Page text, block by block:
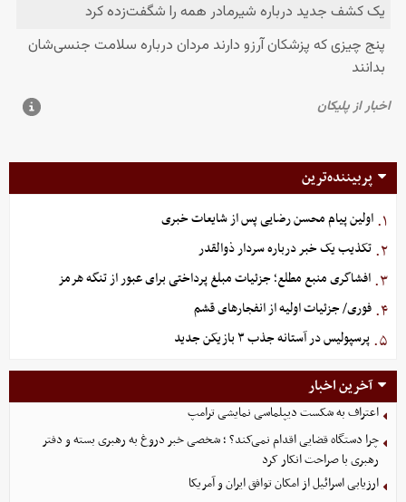
۱. اولین پیام محسن رضایی پس از شایعات خبری
۲. تکذیب یک خبر درباره سردار ذوالقدر
۳. افشاگری منبع مطلع؛ جزئیات مبلغ پرداختی برای عبور از تنگه هرمز
۴. فوری/ جزئیات اولیه از انفجارهای قشم
۵. پرسپولیس در آستانه جذب ۳ بازیکن جدید
اعتراف به شکست دیپلماسی نمایشی ترامپ
چرا دستگاه قضایی اقدام نمی‌کند؟ ؛ شخصی خبر دروغ به رهبری بسته و دفتر
رهبری با صراحت انکار کرد
ارزیابی اسرائیل از امکان توافق ایران و آمریکا
اعترافی دردناک برای جاسوس موساد